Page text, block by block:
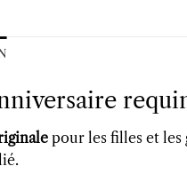
pour les filles et